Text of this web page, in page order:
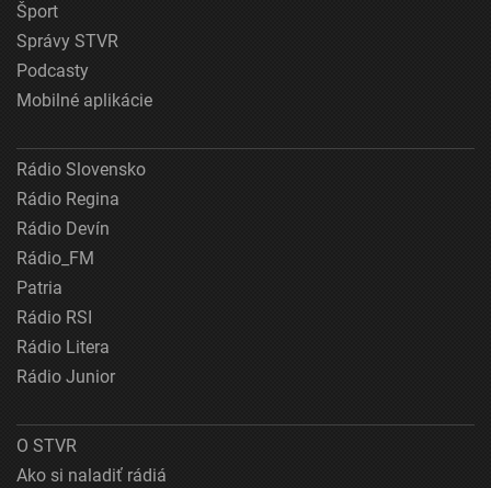
Šport
Správy STVR
Podcasty
Mobilné aplikácie
Rádio Slovensko
Rádio Regina
Rádio Devín
Rádio_FM
Patria
Rádio RSI
Rádio Litera
Rádio Junior
O STVR
Ako si naladiť rádiá